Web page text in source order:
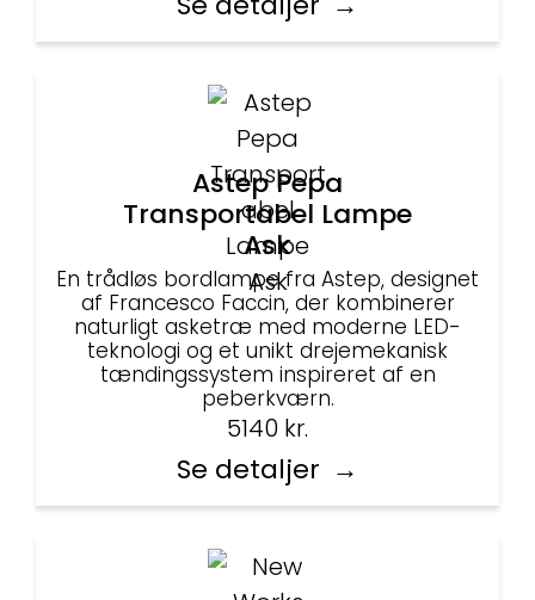
Astep Pepa
Transportabel Lampe
Ask
En trådløs bordlampe fra Astep, designet
af Francesco Faccin, der kombinerer
naturligt asketræ med moderne LED-
teknologi og et unikt drejemekanisk
tændingssystem inspireret af en
peberkværn.
5140 kr.
Se detaljer